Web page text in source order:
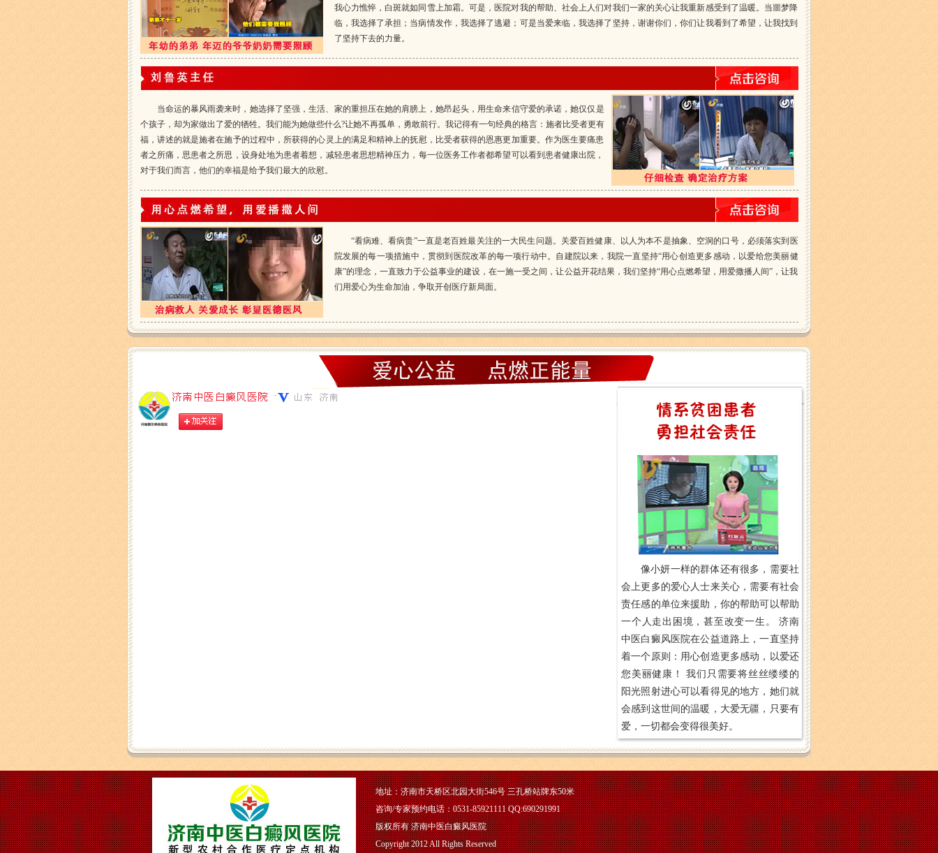
我心力憔悴，白斑就如同雪上加霜。可是，医院对我的帮助、社会上人们对我们一家的关心让我重新感受到了温暖。当噩梦降
临，我选择了承担；当病情发作，我选择了逃避；可是当爱来临，我选择了坚持，谢谢你们，你们让我看到了希望，让我找到
了坚持下去的力量。
当命运的暴风雨袭来时，她选择了坚强，生活、家的重担压在她的肩膀上，她昂起头，用生命来信守爱的承诺，她仅仅是
个孩子，却为家做出了爱的牺牲。我们能为她做些什么?让她不再孤单，勇敢前行。我记得有一句经典的格言：施者比受者更有
福，讲述的就是施者在施予的过程中，所获得的心灵上的满足和精神上的抚慰，比受者获得的恩惠更加重要。作为医生要痛患
者之所痛，思患者之所思，设身处地为患者着想，减轻患者思想精神压力，每一位医务工作者都希望可以看到患者健康出院，
对于我们而言，他们的幸福是给予我们最大的欣慰。
“看病难、看病贵”一直是老百姓最关注的一大民生问题。关爱百姓健康、以人为本不是抽象、空洞的口号，必须落实到医
院发展的每一项措施中，贯彻到医院改革的每一项行动中。自建院以来，我院一直坚持“用心创造更多感动，以爱给您美丽健
康”的理念，一直致力于公益事业的建设，在一施一受之间，让公益开花结果，我们坚持“用心点燃希望，用爱撒播人间”，让我
们用爱心为生命加油，争取开创医疗新局面。
像小妍一样的群体还有很多，需要社
会上更多的爱心人士来关心，需要有社会
责任感的单位来援助，你的帮助可以帮助
一个人走出困境，甚至改变一生。 济南
中医白癜风医院在公益道路上，一直坚持
着一个原则：用心创造更多感动，以爱还
您美丽健康！ 我们只需要将丝丝缕缕的
阳光照射进心可以看得见的地方，她们就
会感到这世间的温暖，大爱无疆，只要有
爱，一切都会变得很美好。
地址：济南市天桥区北园大街546号 三孔桥站牌东50米
咨询/专家预约电话：0531-85921111 QQ:690291991
版权所有 济南中医白癜风医院
Copyright 2012 All Rights Reserved